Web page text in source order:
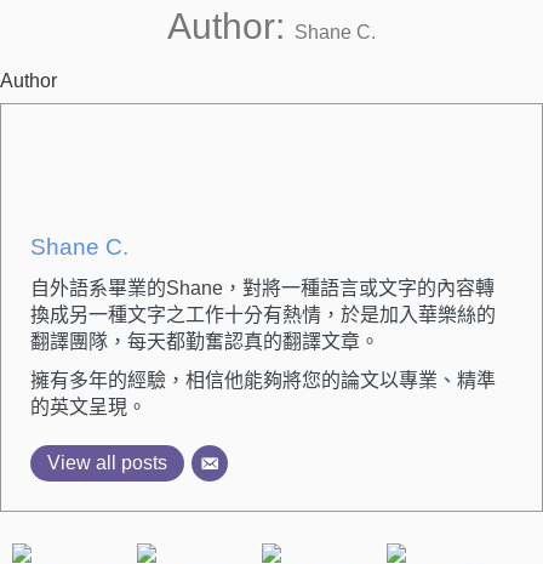
Author: Shane C.
Author
Shane C.
自外語系畢業的Shane，對將一種語言或文字的內容轉
換成另一種文字之工作十分有熱情，於是加入華樂絲的
翻譯團隊，每天都勤奮認真的翻譯文章。
擁有多年的經驗，相信他能夠將您的論文以專業、精準
的英文呈現。
View all posts